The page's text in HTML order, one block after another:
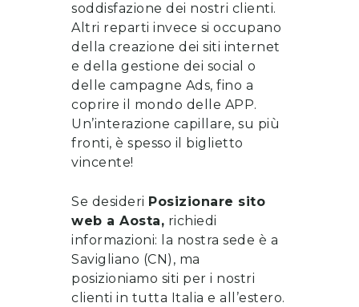
soddisfazione dei nostri clienti.
Altri reparti invece si occupano
della creazione dei siti internet
e della gestione dei social o
delle campagne Ads, fino a
coprire il mondo delle APP.
Un’interazione capillare, su più
fronti, è spesso il biglietto
vincente!
Se desideri Posizionare sito
web a Aosta, richiedi
informazioni: la nostra sede è a
Savigliano (CN), ma
posizioniamo siti per i nostri
clienti in tutta Italia e all’estero.